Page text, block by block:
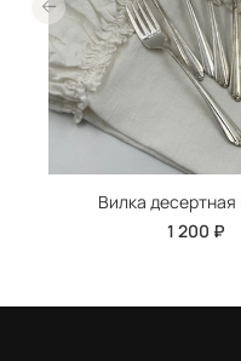
Вилка десертная
1 200 ₽